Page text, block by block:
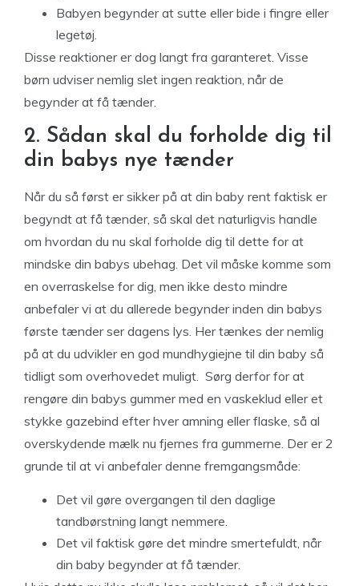
Babyen begynder at sutte eller bide i fingre eller
legetøj.
Disse reaktioner er dog langt fra garanteret. Visse
børn udviser nemlig slet ingen reaktion, når de
begynder at få tænder.
2. Sådan skal du forholde dig til
din babys nye tænder
Når du så først er sikker på at din baby rent faktisk er
begyndt at få tænder, så skal det naturligvis handle
om hvordan du nu skal forholde dig til dette for at
mindske din babys ubehag. Det vil måske komme som
en overraskelse for dig, men ikke desto mindre
anbefaler vi at du allerede begynder inden din babys
første tænder ser dagens lys. Her tænkes der nemlig
på at du udvikler en god mundhygiejne til din baby så
tidligt som overhovedet muligt. Sørg derfor for at
rengøre din babys gummer med en vaskeklud eller et
stykke gazebind efter hver amning eller flaske, så al
overskydende mælk nu fjernes fra gummerne. Der er 2
grunde til at vi anbefaler denne fremgangsmåde:
Det vil gøre overgangen til den daglige
tandbørstning langt nemmere.
Det vil faktisk gøre det mindre smertefuldt, når
din baby begynder at få tænder.